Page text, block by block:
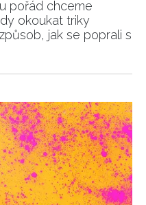
pořád chceme
okoukat triky
jak se poprali s